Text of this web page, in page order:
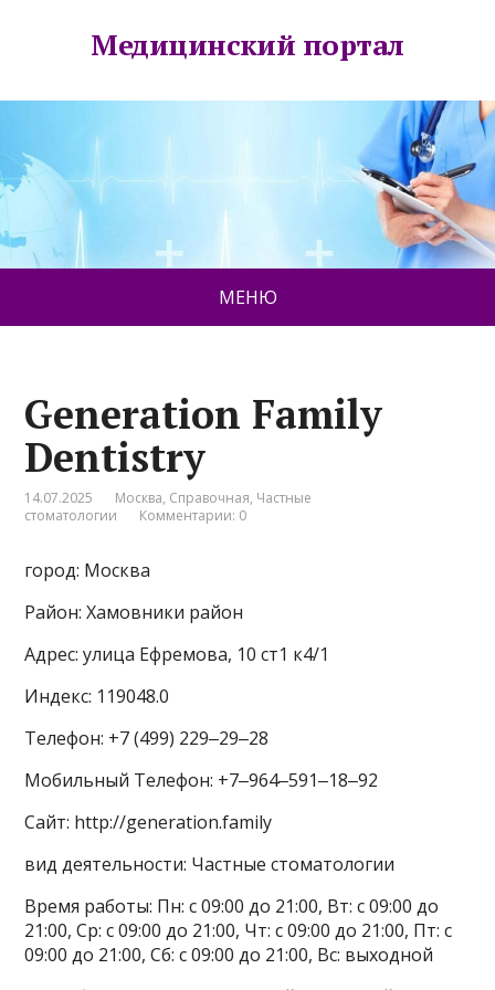
Медицинский портал
МЕНЮ
Generation Family
Dentistry
14.07.2025 Москва, Справочная, Частные
стоматологии
Комментарии: 0
город: Москва
Район: Хамовники район
Адрес: улица Ефремова, 10 ст1 к4/1
Индекс: 119048.0
Телефон: +7 (499) 229‒29‒28
Мобильный Телефон: +7‒964‒591‒18‒92
Сайт: http://generation.family
вид деятельности: Частные стоматологии
Время работы: Пн: с 09:00 до 21:00, Вт: с 09:00 до
21:00, Ср: с 09:00 до 21:00, Чт: с 09:00 до 21:00, Пт: с
09:00 до 21:00, Сб: с 09:00 до 21:00, Вс: выходной